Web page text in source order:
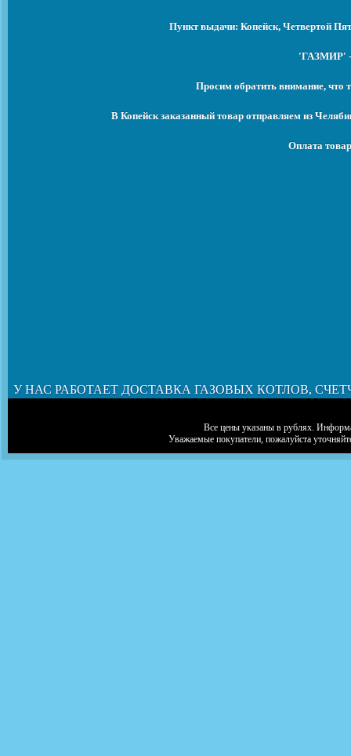
Пункт выдачи: Копейск, Четвертой
'ГАЗМИР' -
Просим обратить внимание, что
В Копейск заказанный товар отправляем из
Оплата
У НАС РАБОТАЕТ ДОСТАВКА ГАЗОВЫХ КОТЛОВ,
Все цены указаны в рублях.
Уважаемые покупатели, пожалуйста